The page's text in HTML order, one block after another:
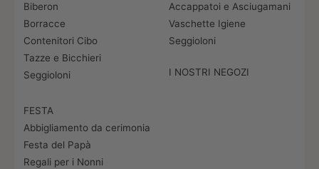
Biberon
Borracce
Contenitori Cibo
Tazze e Bicchieri
Seggioloni
Accappatoi e Asciugamani
Vaschette Igiene
Seggioloni
I NOSTRI NEGOZI
FESTA
Abbigliamento da cerimonia
Festa del Papà
Regali per i Nonni